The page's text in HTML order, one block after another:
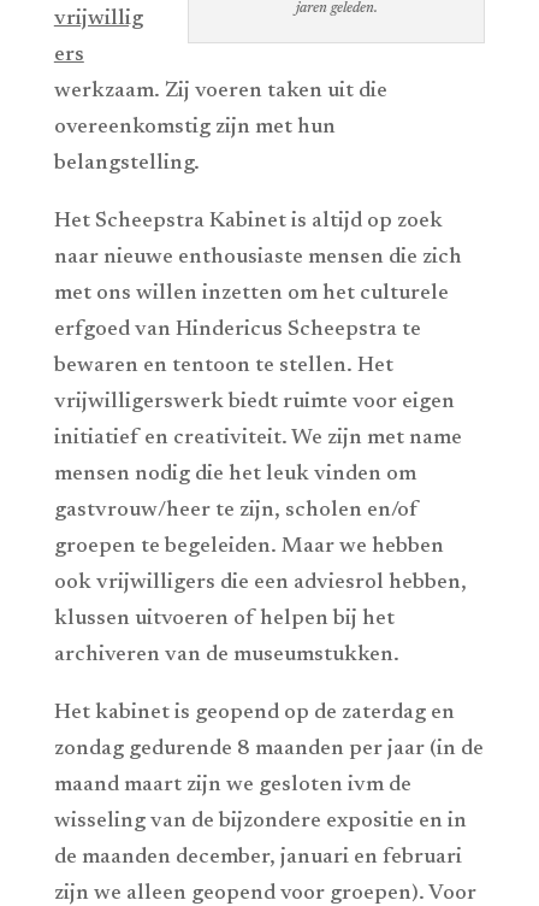
jaren geleden.
vrijwillig
ers
werkzaam. Zij voeren taken uit die
overeenkomstig zijn met hun
belangstelling.
Het Scheepstra Kabinet is altijd op zoek
naar nieuwe enthousiaste mensen die zich
met ons willen inzetten om het culturele
erfgoed van Hindericus Scheepstra te
bewaren en tentoon te stellen. Het
vrijwilligerswerk biedt ruimte voor eigen
initiatief en creativiteit. We zijn met name
mensen nodig die het leuk vinden om
gastvrouw/heer te zijn, scholen en/of
groepen te begeleiden. Maar we hebben
ook vrijwilligers die een adviesrol hebben,
klussen uitvoeren of helpen bij het
archiveren van de museumstukken.
Het kabinet is geopend op de zaterdag en
zondag gedurende 8 maanden per jaar (in de
maand maart zijn we gesloten ivm de
wisseling van de bijzondere expositie en in
de maanden december, januari en februari
zijn we alleen geopend voor groepen). Voor